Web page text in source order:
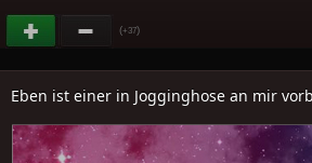
(+37)
Eben ist einer in Jogginghose an mir